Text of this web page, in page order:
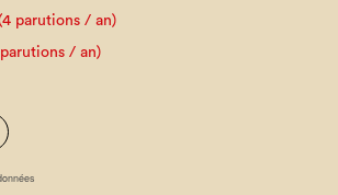
parutions / an)
/ an)